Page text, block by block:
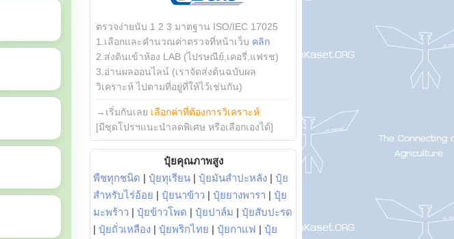
ตรวจง่ายนับ 1 2 3 มาตฐาน ISO/IEC 17025
1.เลือกและคำนวณค่าตรวจที่หน้าเว็บ คลิก
2.ส่งดินเข้าห้อง LAB (ไปรษณีย์,เคอรี่,แฟรช)
3.อ่านผลออนไลน์ (เราจัดส่งต้นฉบับผล
วิเคราะห์ ไปตามที่อยู่ที่ให้ไว้เช่นกัน)
→เริ่มกันเลย เลือกค่าที่ต้องการวิเคราะห์
[มีชุดโปรฯแนะนำลดพิเศษ หรือเลือกเองได้]
ปุ๋ยคุณภาพสูง
พืชทุกชนิด | ปุ๋ยทุเรียน | ปุ๋ยมันสำปะหลัง | ปุ๋ย
สำหรับไร่อ้อย | ปุ๋ยนาข้าว | ปุ๋ยยางพารา | ปุ๋ย
มะพร้าว | ปุ๋ยข้าวโพด | ปุ๋ยปาล์ม | ปุ๋ยสับปะรด
| ปุ๋ยถั่วเหลือง | ปุ๋ยพริกไทย | ปุ๋ยกาแฟ | ปุ๋ย